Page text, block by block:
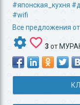
#японская_кухня
#wifi
Все предложения
3 от